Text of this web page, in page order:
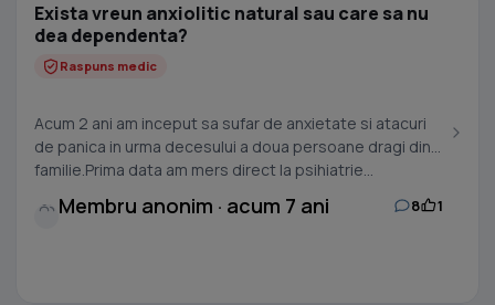
Exista vreun anxiolitic natural sau care sa nu
dea dependenta?
Raspuns medic
Acum 2 ani am inceput sa sufar de anxietate si atacuri
de panica in urma decesului a doua persoane dragi din
familie.Prima data am mers direct la psihiatrie...
Membru anonim · acum 7 ani 8 1